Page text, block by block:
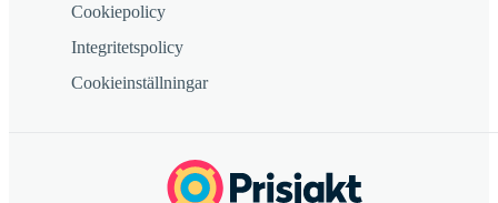
Cookiepolicy
Integritetspolicy
Cookieinställningar